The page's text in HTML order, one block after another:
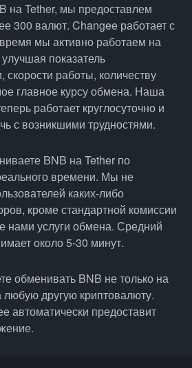
на Tether, мы предоставлем
300 валют. Changee работает с
мы активно работаем на
показатель
скорости работы, количеству
главное курсу обмена. Наша
работает круглосуточно и
с возникшими трудностями.
BNB на Tether по
времени. Мы не
каких-либо
кроме стандартной комиссии
нами услуги обмена. Средний
около 5-30 минут.
обменивать BNB не только на
другую криптовалюту.
автоматически предоставит